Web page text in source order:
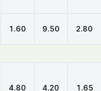
1.60 9.50 2.80
4.80 4.20 1.65